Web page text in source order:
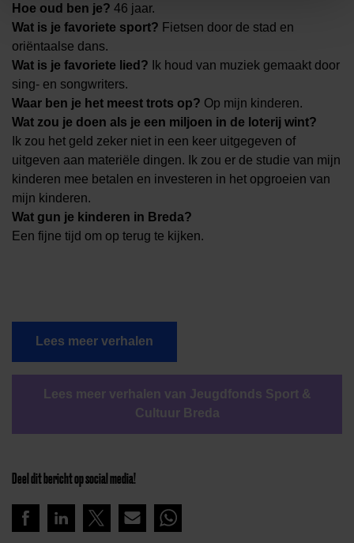
Hoe oud ben je? 46 jaar.
Wat is je favoriete sport? Fietsen door de stad en
oriëntaalse dans.
Wat is je favoriete lied? Ik houd van muziek gemaakt door
sing- en songwriters.
Waar ben je het meest trots op? Op mijn kinderen.
Wat zou je doen als je een miljoen in de loterij wint?
Ik zou het geld zeker niet in een keer uitgegeven of
uitgeven aan materiële dingen. Ik zou er de studie van mijn
kinderen mee betalen en investeren in het opgroeien van
mijn kinderen.
Wat gun je kinderen in Breda?
Een fijne tijd om op terug te kijken.
Lees meer verhalen
Lees meer verhalen van Jeugdfonds Sport &
Cultuur Breda
Deel dit bericht op social media!